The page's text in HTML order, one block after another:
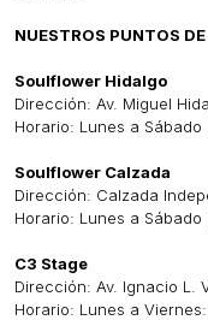
NUESTROS PUNTOS
Soulflower Hidalgo
Dirección: Av. Miguel
Horario: Lunes a Sábado
Soulflower Calzada
Dirección: Calzada
Horario: Lunes a Sábado
C3 Stage
Dirección: Av. Ignacio L.
Horario: Lunes a